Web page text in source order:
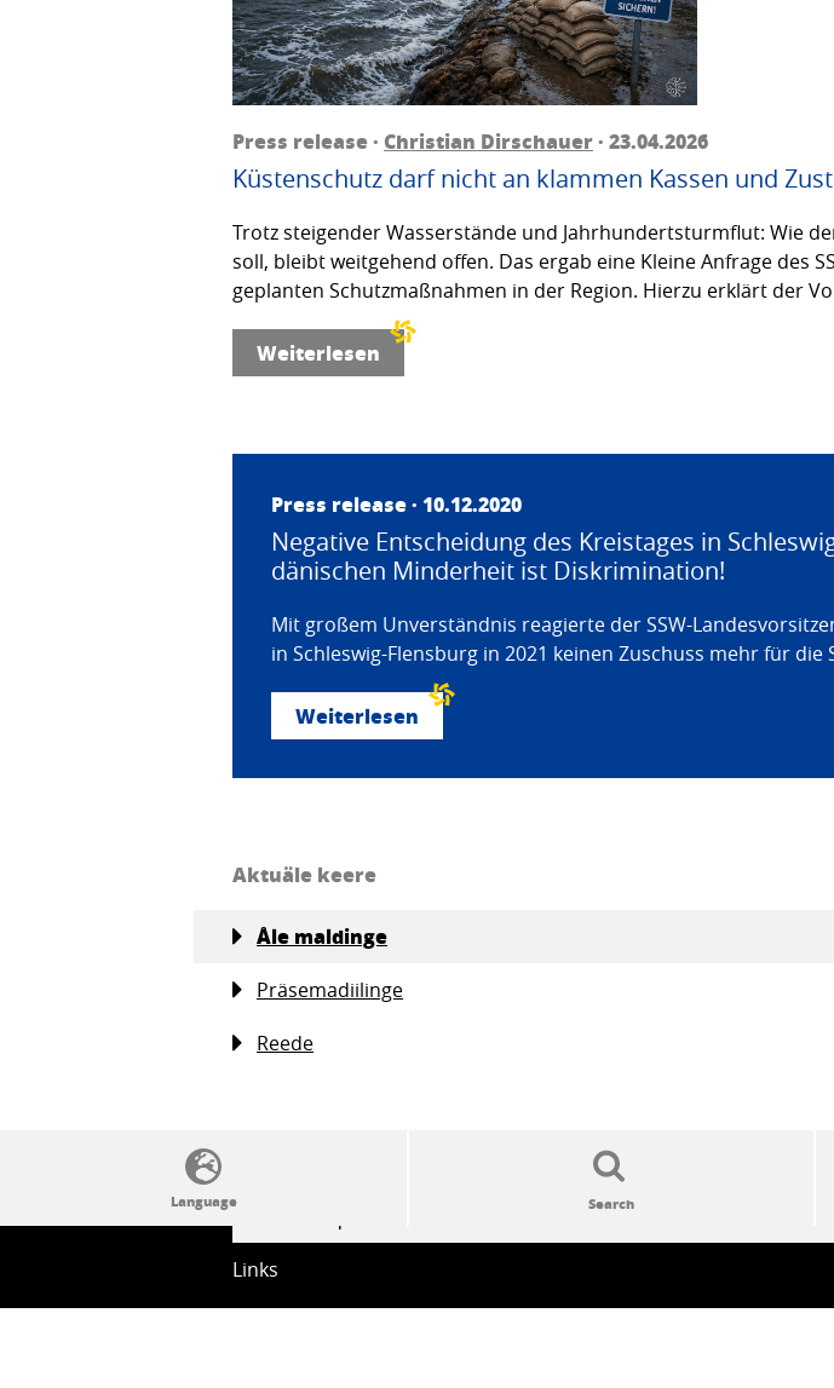
Press release · Christian Dirschauer· 23.04.2026
Küstenschutz darf nicht an klammen Kassen und
Trotz steigender Wasserstände und Jahrhundertsturmflut: Wie
soll, bleibt weitgehend offen. Das ergab eine Kleine Anfrage des
geplanten Schutzmaßnahmen in der Region. Hierzu erklärt der
Weiterlesen
Press release · 10.12.2020
Negative Entscheidung des Kreistages in
dänischen Minderheit ist Diskrimination!
Mit großem Unverständnis reagierte der SSW-
in Schleswig-Flensburg in 2021 keinen Zuschuss mehr für
Weiterlesen
Aktuäle keere
Åle maldinge
Präsemadiilinge
Reede
Links